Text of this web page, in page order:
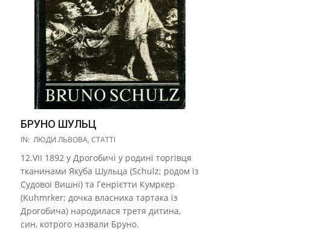
БРУНО ШУЛЬЦ
2017-
27
IN: ЛЮДИ ЛЬВОВА, СТАТТІ
12.VII 1892 у Дрогобичі у родині торгівця
тканинами Якуба Шульца (Schulz; родом із
Судової Вишні) та Генрієтти Кумркер
(Kuhmrker; дочка власника тартака із
Дрогобича) народилася третя дитина,
син, котрого назвали Бруно.